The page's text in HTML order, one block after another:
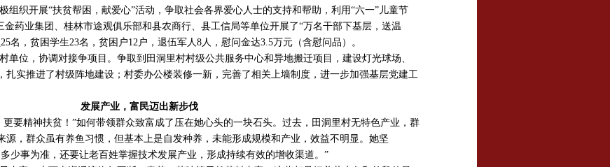
组织开展“扶贫帮困，献爱心”活动，争取社会各界爱心人士的支持和帮助，利用“六一”儿童节
金药业集团、桂林市途观俱乐部和县农商行、县工信局等单位开展了“万名干部下基层，送温
名，贫困学生23名，贫困户12户，退伍军人8人，慰问金达3.5万元（含慰问品）。
单位，协调对接争项目。争取到田洞里村村级公共服务中心和异地搬迁项目，建设灯光球场、
扎实推进了村级阵地建设；村委办公楼装修一新，完善了相关上墙制度，进一步加强基层党建工
发展产业，富民迈出新步伐
要精神扶贫！”如何带领群众致富成了压在她心头的一块石头。过去，田洞里村无特色产业，群
源，群众虽有养鱼习惯，但基本上是自发种养，未能形成规模和产业，效益不明显。她坚
少事为准，还要让老百姓掌握技术发展产业，形成持续有效的增收渠道。”